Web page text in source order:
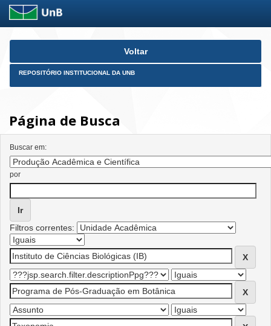
Skip
Voltar
REPOSITÓRIO INSTITUCIONAL DA UNB
Página de Busca
Buscar em:
por
Filtros correntes: